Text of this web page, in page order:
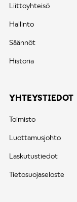
Liittoyhteisö
Hallinto
Säännöt
Historia
YHTEYSTIEDOT
Toimisto
Luottamusjohto
Laskutustiedot
Tietosuojaseloste